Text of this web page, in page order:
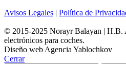
Avisos Legales | Política de
© 2015-2025 Norayr Balayan | H.B.
electrónicos para coches.
Diseño web Agencia Yablochkov
Cerrar